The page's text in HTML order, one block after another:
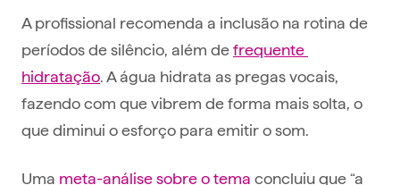
A profissional recomenda a inclusão na rotina de
períodos de silêncio, além defrequente
hidratação. A água hidrata as pregas vocais,
fazendo com que vibrem de forma mais solta, o
que diminui o esforço para emitir o som.
Uma meta-análise sobre o tema concluiu que “a